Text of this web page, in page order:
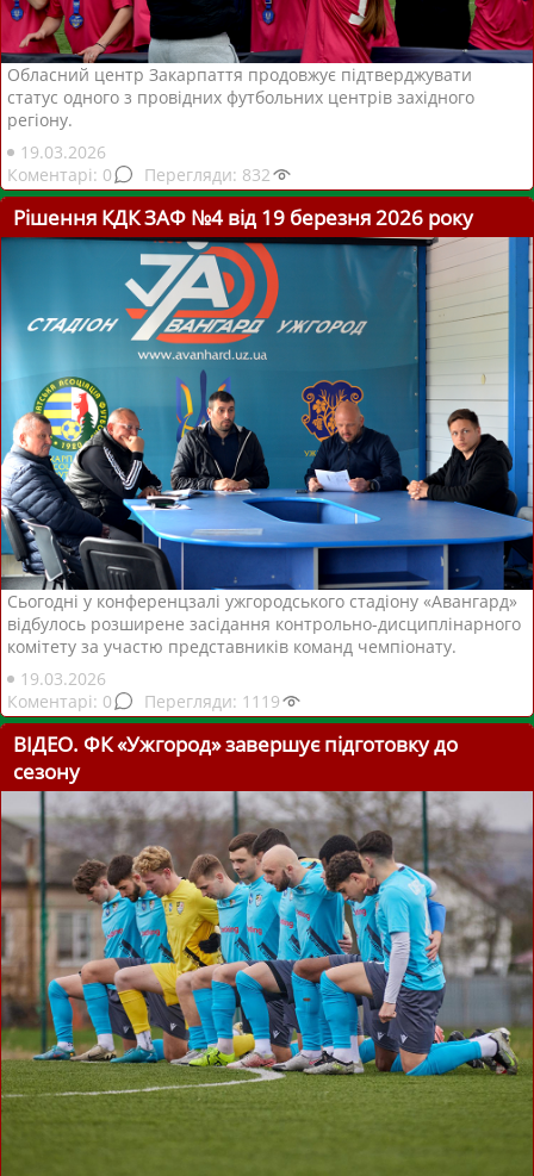
Обласний центр Закарпаття продовжує підтверджувати
статус одного з провідних футбольних центрів західного
регіону.
19.03.2026
0
832
Рішення КДК ЗАФ №4 від 19 березня 2026 року
Сьогодні у конференцзалі ужгородського стадіону «Авангард»
відбулось розширене засідання контрольно-дисциплінарного
комітету за участю представників команд чемпіонату.
19.03.2026
0
1119
ВІДЕО. ФК «Ужгород» завершує підготовку до
сезону